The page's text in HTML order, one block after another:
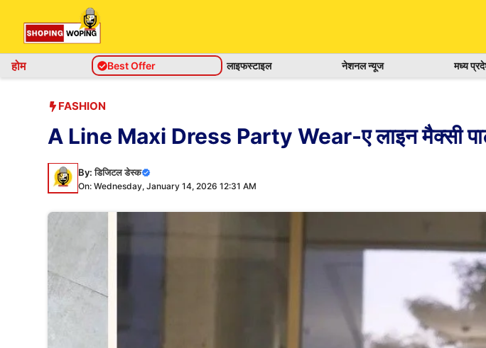
content
होम Best Offer लाइफस्टाइल नेशनल न्यूज मध्य
FASHION
A Line Maxi Dress Party Wear-ए लाइन मैक्सी
By:डिजिटल डेस्क
On: Wednesday, January 14, 2026 12:31 AM